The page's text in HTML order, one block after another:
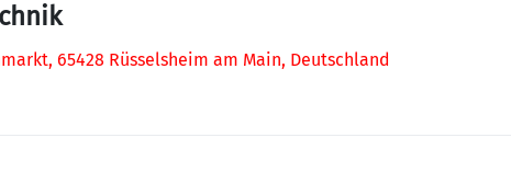
65428 Rüsselsheim am Main, Deutschland